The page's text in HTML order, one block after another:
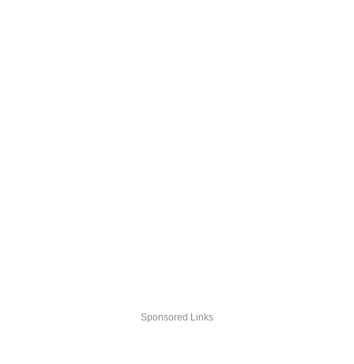
Sponsored Links